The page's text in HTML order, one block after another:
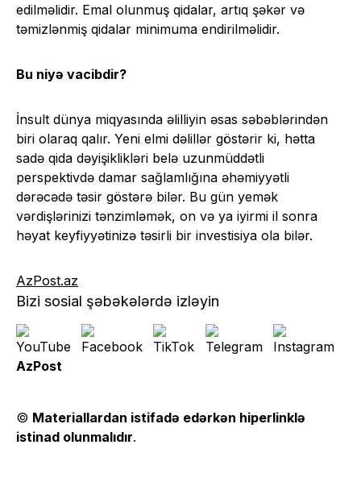
edilməlidir. Emal olunmuş qidalar, artıq şəkər və
təmizlənmiş qidalar minimuma endirilməlidir.
Bu niyə vacibdir?
İnsult dünya miqyasında əlilliyin əsas səbəblərindən
biri olaraq qalır. Yeni elmi dəlillər göstərir ki, hətta
sadə qida dəyişiklikləri belə uzunmüddətli
perspektivdə damar sağlamlığına əhəmiyyətli
dərəcədə təsir göstərə bilər. Bu gün yemək
vərdişlərinizi tənzimləmək, on və ya iyirmi il sonra
həyat keyfiyyətinizə təsirli bir investisiya ola bilər.
AzPost.az
Bizi sosial şəbəkələrdə izləyin
AzPost
© Materiallardan istifadə edərkən hiperlinklə
istinad olunmalıdır.